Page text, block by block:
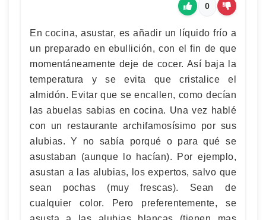
0
En cocina, asustar, es añadir un líquido frío a
un preparado en ebullición, con el fin de que
momentáneamente deje de cocer. Así baja la
temperatura y se evita que cristalice el
almidón. Evitar que se encallen, como decían
las abuelas sabias en cocina. Una vez hablé
con un restaurante archifamosísimo por sus
alubias. Y no sabía porqué o para qué se
asustaban (aunque lo hacían). Por ejemplo,
asustan a las alubias, los expertos, salvo que
sean pochas (muy frescas). Sean de
cualquier color. Pero preferentemente, se